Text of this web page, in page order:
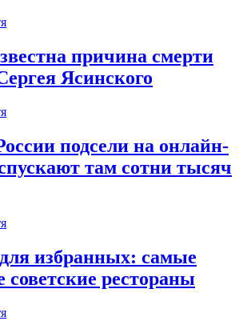
причина смерти
Ясинского
подсели на онлайн-
там сотни тысяч
избранных: самые
советские рестораны